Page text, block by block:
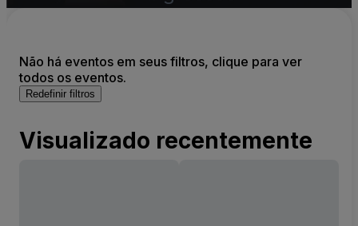
Não há eventos em seus filtros, clique para ver
todos os eventos.
Redefinir filtros
Visualizado recentemente